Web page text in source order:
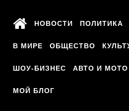
НОВОСТИ ПОЛИТИКА
В МИРЕ ОБЩЕСТВО
ШОУ-БИЗНЕС АВТО И МОТО
МОЙ БЛОГ